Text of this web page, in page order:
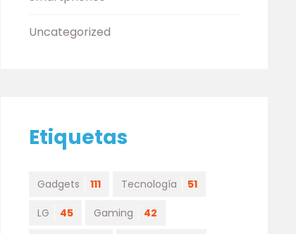
Uncategorized
Etiquetas
Gadgets 111 Tecnología 51
LG 45 Gaming 42